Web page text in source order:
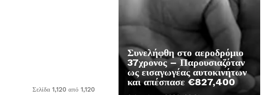
Σελίδα 1,120 από 1,120
Συνελήφθη στο αεροδρόμιο
37χρονος – Παρουσιαζόταν
ως εισαγωγέας αυτοκινήτων
και απέσπασε €827,400